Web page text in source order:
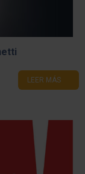
LEER MÁS